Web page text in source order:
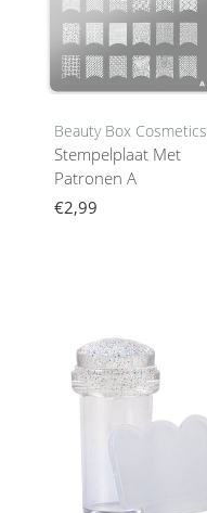
Beauty Box Cosmetics
Stempelplaat Met
Patronen A
€2,99